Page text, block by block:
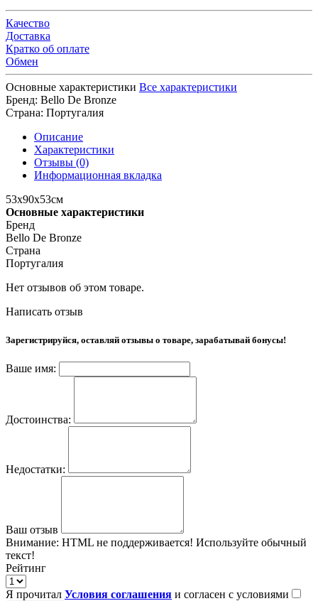
Качество
Доставка
Кратко об оплате
Обмен
Основные характеристики Все характеристики
Бренд: Bello De Bronze
Страна: Португалия
Описание
Характеристики
Отзывы (0)
Информационная вкладка
53x90х53cм
Основные характеристики
Бренд
Bello De Bronze
Страна
Португалия
Нет отзывов об этом товаре.
Написать отзыв
Зарегистрируйся, оставляй отзывы о товаре, зарабатывай бонусы!
Ваше имя:
Достоинства:
Недостатки:
Ваш отзыв
Внимание: HTML не поддерживается! Используйте обычный
текст!
Рейтинг
Я прочитал Условия соглашения и согласен с условиями